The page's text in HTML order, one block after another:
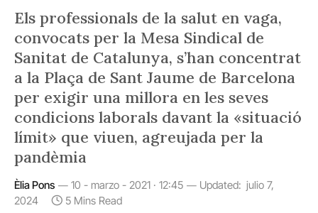
Els professionals de la salut en vaga,
convocats per la Mesa Sindical de
Sanitat de Catalunya, s’han concentrat
a la Plaça de Sant Jaume de Barcelona
per exigir una millora en les seves
condicions laborals davant la «situació
límit» que viuen, agreujada per la
pandèmia
Èlia Pons 10 - marzo - 2021 · 12:45 Updated: julio 7,
2024
5 Mins Read